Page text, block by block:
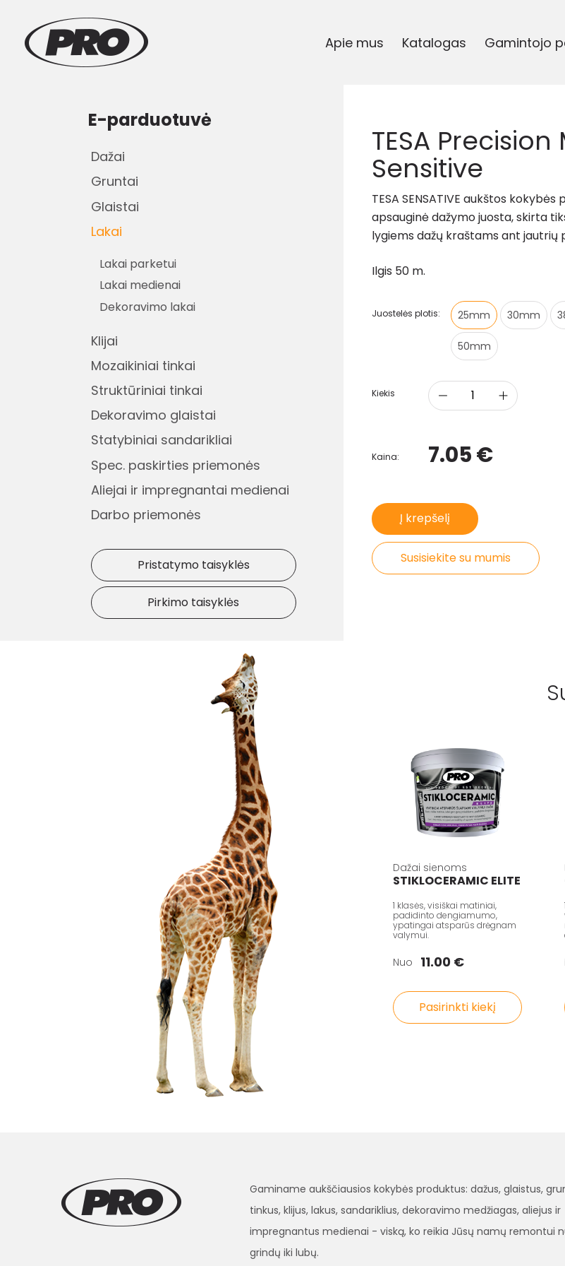
Apie mus Katalogas Gamintojo
E-parduotuvė
Dažai
Gruntai
Glaistai
Lakai
Lakai parketui
Lakai medienai
Dekoravimo lakai
Klijai
Mozaikiniai tinkai
Struktūriniai tinkai
Dekoravimo glaistai
Statybiniai sandarikliai
Spec. paskirties priemonės
Aliejai ir impregnantai medienai
Darbo priemonės
Pristatymo taisyklės
Pirkimo taisyklės
TESA Precision
Sensitive
TESA SENSATIVE aukštos kokybės
apsauginė dažymo juosta, skirta
lygiems dažų kraštams ant jautrių
Ilgis 50 m.
Juostelės plotis: 25mm 30mm
50mm
Kiekis
Kaina: 7.05 €
Į krepšelį
Susisiekite su mumis
Dažai sienoms
STIKLOCERAMIC ELITE
1 klasės, visiškai matiniai,
padidinto dengiamumo,
ypatingai atsparūs drėgnam
valymui.
Nuo 11.00 €
Pasirinkti kiekį
Gaminame aukščiausios kokybės produktus: dažus, glaistus,
tinkus, klijus, lakus, sandariklius, dekoravimo medžiagas, aliejus ir
impregnantus medienai - viską, ko reikia Jūsų namų remontui
grindų iki lubų.